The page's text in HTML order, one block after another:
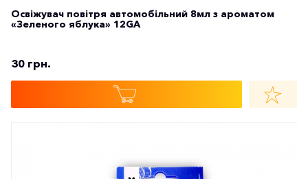
Освіжувач повітря автомобільний 8мл з ароматом
«Зеленого яблука» 12GA
30 грн.